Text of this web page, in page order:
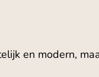
en modern,